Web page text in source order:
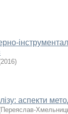
2016)
аспекти
Переяслав-